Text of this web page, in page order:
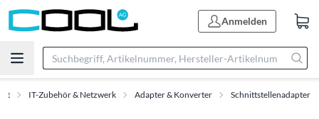
Anmelden
IT-Zubehör & Netzwerk Adapter & Konverter Schnittstellenadapter